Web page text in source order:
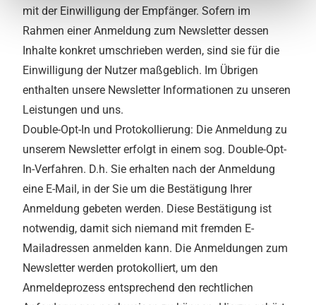
mit der Einwilligung der Empfänger. Sofern im
Rahmen einer Anmeldung zum Newsletter dessen
Inhalte konkret umschrieben werden, sind sie für die
Einwilligung der Nutzer maßgeblich. Im Übrigen
enthalten unsere Newsletter Informationen zu unseren
Leistungen und uns.
Double-Opt-In und Protokollierung: Die Anmeldung zu
unserem Newsletter erfolgt in einem sog. Double-Opt-
In-Verfahren. D.h. Sie erhalten nach der Anmeldung
eine E-Mail, in der Sie um die Bestätigung Ihrer
Anmeldung gebeten werden. Diese Bestätigung ist
notwendig, damit sich niemand mit fremden E-
Mailadressen anmelden kann. Die Anmeldungen zum
Newsletter werden protokolliert, um den
Anmeldeprozess entsprechend den rechtlichen